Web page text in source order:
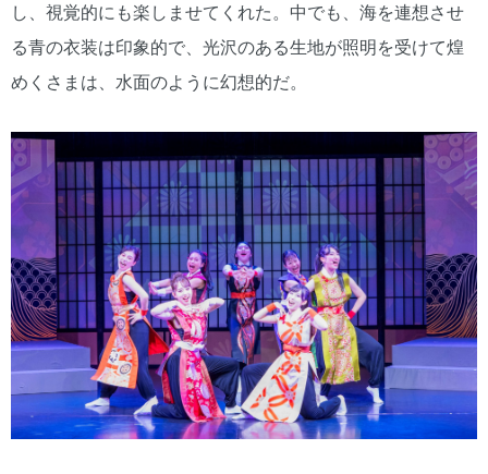
し、視覚的にも楽しませてくれた。中でも、海を連想させ
る青の衣装は印象的で、光沢のある生地が照明を受けて煌
めくさまは、水面のように幻想的だ。